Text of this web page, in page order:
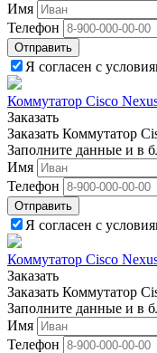
Имя
Телефон
Отправить
Я согласен с
Коммутатор Cisco
Заказать
Заказать Коммутатор
Заполните данные и в
Имя
Телефон
Отправить
Я согласен с
Коммутатор Cisco
Заказать
Заказать Коммутатор
Заполните данные и в
Имя
Телефон